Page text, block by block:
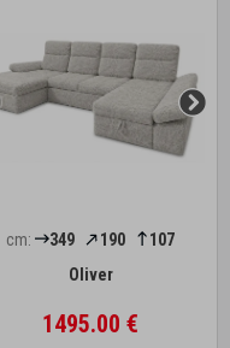
cm: 349 190
107
Oliver
1495.00 €